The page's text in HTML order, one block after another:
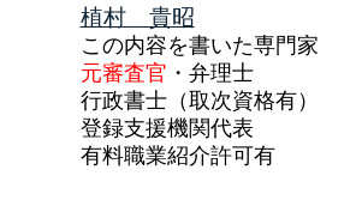
植村 貴昭
この内容を書いた専門家
元審査官 ・弁理士
行政書士（取次資格有）
登録支援機関代表
有料職業紹介許可有